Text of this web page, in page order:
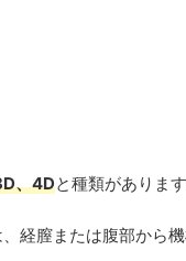
、4Dと種類があります
経膣または腹部から